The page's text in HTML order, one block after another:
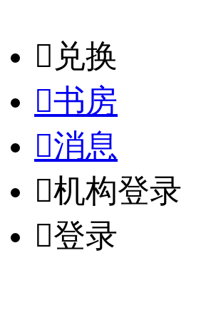
𐈈 兑换
书房
消息
机构登录
登录